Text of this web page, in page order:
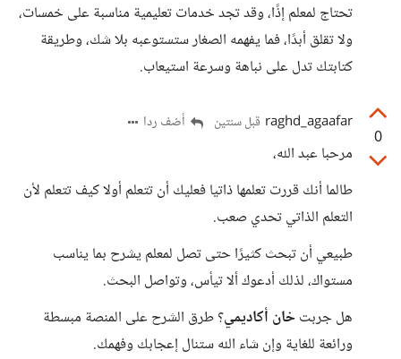
تحتاج لمعلم إذًا، وقد تجد خدمات تعليمية مناسبة على خمسات،
ولا تقلق أبدًا، فما يفهمه الصغار ستستوعبه بلا شك، وطريقة
كتابتك تدل على نباهة وسرعة استيعاب.
0
raghd_agaafar قبل سنتين أضف ردا
مرحبا عبد الله،
طالما أنك قررت تعلمها ذاتيا فعليك أن تتعلم أولا كيف تتعلم لأن
التعلم الذاتي تحدي صعب.
طبيعي أن تبحث كثيرًا حتى تصل لمعلم يشرح بما يناسب
مستواك، لذلك أدعوك ألا تيأس، وتواصل البحث.
هل جربتخان أكاديمي؟ طرق الشرح على المنصة مبسطة
ورائعة للغاية وإن شاء الله ستنال إعجابك وفهمك.